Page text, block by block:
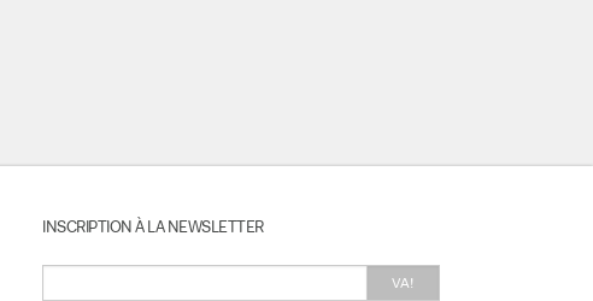
INSCRIPTION À LA NEWSLETTER
VA!